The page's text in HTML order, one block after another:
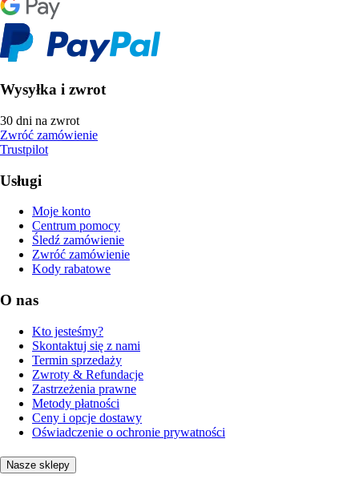
Wysyłka i zwrot
30 dni na zwrot
Zwróć zamówienie
Trustpilot
Usługi
Moje konto
Centrum pomocy
Śledź zamówienie
Zwróć zamówienie
Kody rabatowe
O nas
Kto jesteśmy?
Skontaktuj się z nami
Termin sprzedaży
Zwroty & Refundacje
Zastrzeżenia prawne
Metody płatności
Ceny i opcje dostawy
Oświadczenie o ochronie prywatności
Nasze sklepy